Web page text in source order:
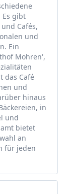
Es gibt
Cafés,
und
Ein
Mohren',
das Café
und
hinaus
in
und
bietet
an
für jeden